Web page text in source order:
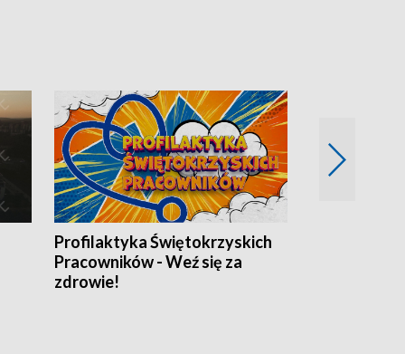
Profilaktyka Świętokrzyskich
Pracowników - Weź się za
zdrowie!